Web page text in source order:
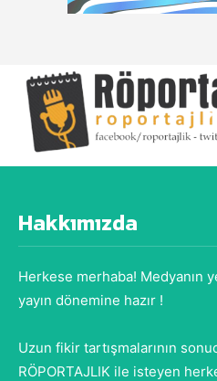
Hakkımızda
Herkese merhaba! Medyanın
yayın dönemine hazır !
Uzun fikir tartışmalarının
RÖPORTAJLIK ile isteyen